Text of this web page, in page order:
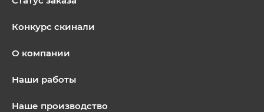
Конкурс скинали
О компании
Наши работы
Наше производство